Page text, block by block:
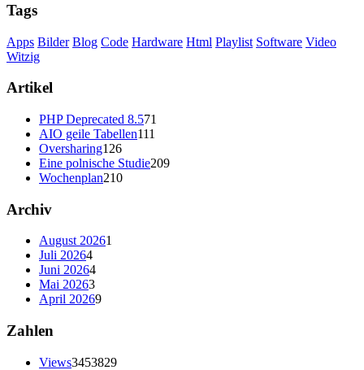
Tags
Apps Bilder Blog Code Hardware Html Playlist Software Video
Witzig
Artikel
PHP Deprecated 8.571
AIO geile Tabellen111
Oversharing126
Eine polnische Studie209
Wochenplan210
Archiv
August 20261
Juli 20264
Juni 20264
Mai 20263
April 20269
Zahlen
Views3453829